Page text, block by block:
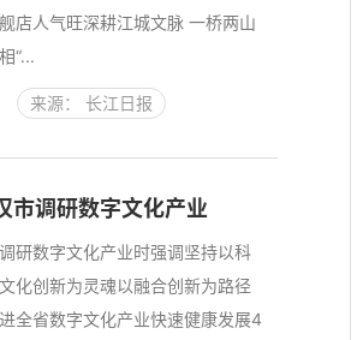
店人气旺深耕江城文脉 一桥两山
“...
来源： 长江日报
市调研数字文化产业
研数字文化产业时强调坚持以科
化创新为灵魂以融合创新为路径
全省数字文化产业快速健康发展4